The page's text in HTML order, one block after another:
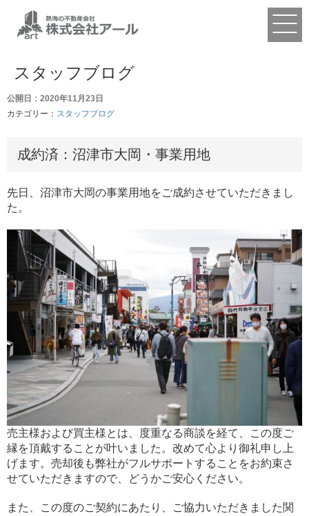
スタッフブログ
公開日：2020年11月23日
カテゴリー： スタッフブログ
成約済：沼津市大岡・事業用地
先日、沼津市大岡の事業用地をご成約させていただきまし
た。
売主様および買主様とは、度重なる商談を経て、この度ご
縁を頂戴することが叶いました。改めて心より御礼申し上
げます。売却後も弊社がフルサポートすることをお約束さ
せていただきますので、どうかご安心ください。
また、この度のご契約にあたり、ご協力いただきました関